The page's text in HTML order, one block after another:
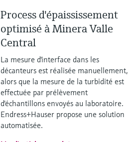
Process d'épaississement
optimisé à Minera Valle
Central
La mesure d'interface dans les
décanteurs est réalisée manuellement,
alors que la mesure de la turbidité est
effectuée par prélèvement
d'échantillons envoyés au laboratoire.
Endress+Hauser propose une solution
automatisée.